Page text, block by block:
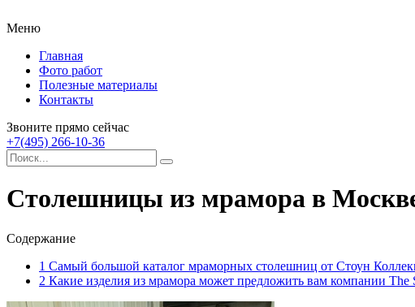
Меню
Главная
Фото работ
Полезные материалы
Контакты
Звоните прямо сейчас
+7(495) 266-10-36
Столешницы из мрамора в
Содержание
1 Самый большой каталог мраморных столешниц от Стоун
2 Какие изделия из мрамора может предложить вам компании The